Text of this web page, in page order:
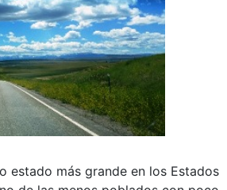
estado más grande en los Estados